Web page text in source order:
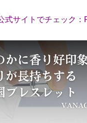
式サイトでチェック：